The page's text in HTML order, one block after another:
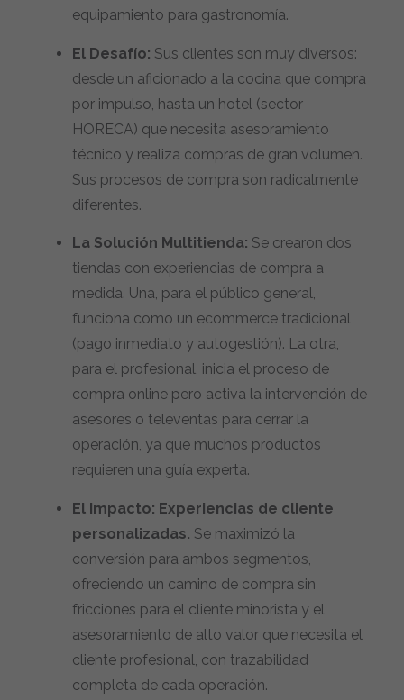
equipamiento para gastronomía.
El Desafío: Sus clientes son muy diversos:
desde un aficionado a la cocina que compra
por impulso, hasta un hotel (sector
HORECA) que necesita asesoramiento
técnico y realiza compras de gran volumen.
Sus procesos de compra son radicalmente
diferentes.
La Solución Multitienda: Se crearon dos
tiendas con experiencias de compra a
medida. Una, para el público general,
funciona como un ecommerce tradicional
(pago inmediato y autogestión). La otra,
para el profesional, inicia el proceso de
compra online pero activa la intervención de
asesores o televentas para cerrar la
operación, ya que muchos productos
requieren una guía experta.
El Impacto: Experiencias de cliente
personalizadas. Se maximizó la
conversión para ambos segmentos,
ofreciendo un camino de compra sin
fricciones para el cliente minorista y el
asesoramiento de alto valor que necesita el
cliente profesional, con trazabilidad
completa de cada operación.